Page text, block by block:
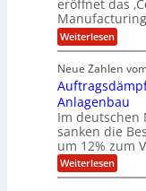
t
6
5
M
i
l
l
i
o
n
i
n
e
r
i
n
g
f
ü
r
s
i
o
n
3
.
2
i
m
m
t
A
p
s
o
l
u
t
u
e
r
e
s
i
g
w
i
r
d
C
h
i
eröffnet das
Weiterlesen:
H
r
t
i
n
g
e
r
ö
f
Neue Zahlen
Anlagenbau
Im deutschen
sanken die
um 12% zum
Weiterlesen:
A